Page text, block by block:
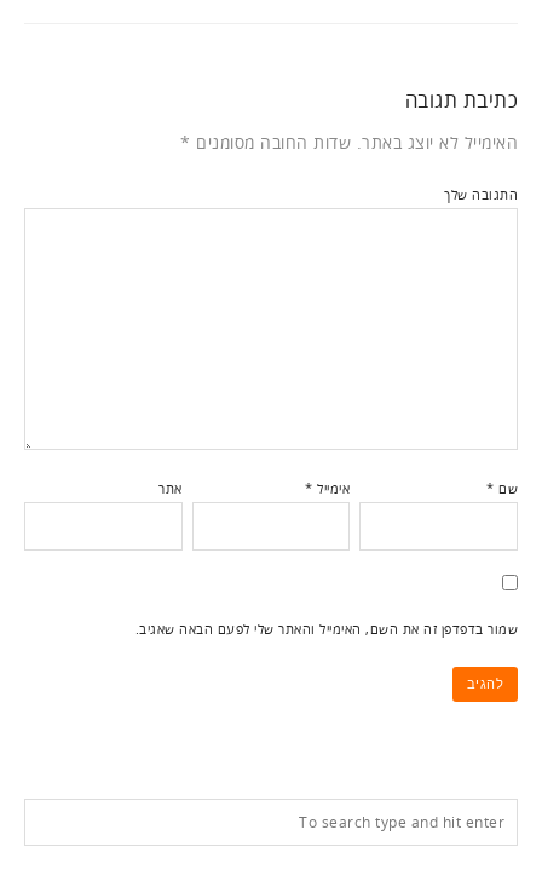
כתיבת תגובה
האימייל לא יוצג באתר. שדות החובה מסומנים *
התגובה שלך
שם * אימייל * אתר
שמור בדפדפן זה את השם, האימייל והאתר שלי לפעם הבאה שאגיב.